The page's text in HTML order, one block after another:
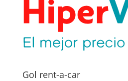
Gol rent-a-car